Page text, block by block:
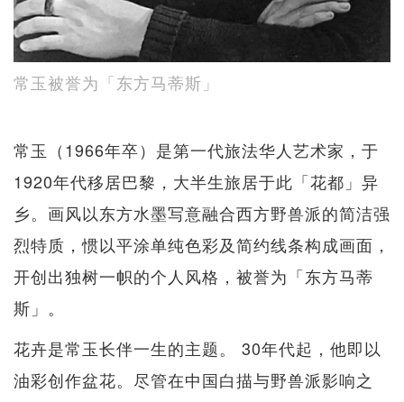
常玉被誉为「东方马蒂斯」
常玉（1966年卒）是第一代旅法华人艺术家，于
1920年代移居巴黎，大半生旅居于此「花都」异
乡。画风以东方水墨写意融合西方野兽派的简洁强
烈特质，惯以平涂单纯色彩及简约线条构成画面，
开创出独树一帜的个人风格，被誉为「东方马蒂
斯」。
花卉是常玉长伴一生的主题。 30年代起，他即以
油彩创作盆花。尽管在中国白描与野兽派影响之